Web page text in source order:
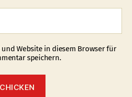
und Website in diesem Browser für
speichern.